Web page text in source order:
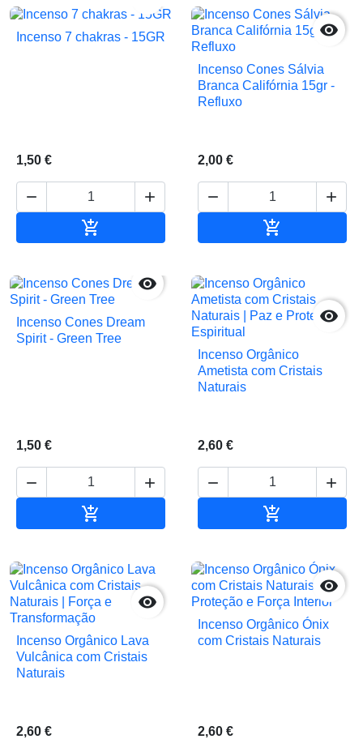
Incenso 7 chakras - 15GR
1,50 €
 


Incenso Cones Sálvia
Branca Califórnia 15gr -
Refluxo
2,00 €
 


Incenso Cones Dream
Spirit - Green Tree
1,50 €
 


Incenso Orgânico
Ametista com Cristais
Naturais
2,60 €
 


Incenso Orgânico Lava
Vulcânica com Cristais
Naturais
2,60 €

Incenso Orgânico Ónix
com Cristais Naturais
2,60 €